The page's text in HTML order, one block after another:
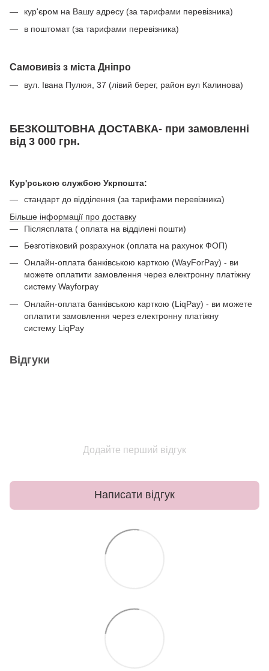
кур'єром на Вашу адресу (за тарифами перевізника)
в поштомат (за тарифами перевізника)
Самовивіз з міста Дніпро
вул. Івана Пулюя, 37 (лівий берег, район вул Калинова)
БЕЗКОШТОВНА ДОСТАВКА- при замовленні
від 3 000 грн.
Кур'рською службою Укрпошта:
стандарт до відділення (за тарифами перевізника)
Більше інформації про доставку
Післясплата ( оплата на відділені пошти)
Безготівковий розрахунок (оплата на рахунок ФОП)
Онлайн-оплата банківською карткою (WayForPay) - ви
можете оплатити замовлення через електронну платіжну
систему Wayforpay
Онлайн-оплата банківською карткою (LiqPay) - ви можете
оплатити замовлення через електронну платіжну
систему LiqPay
Відгуки
Додайте перший відгук
Написати відгук